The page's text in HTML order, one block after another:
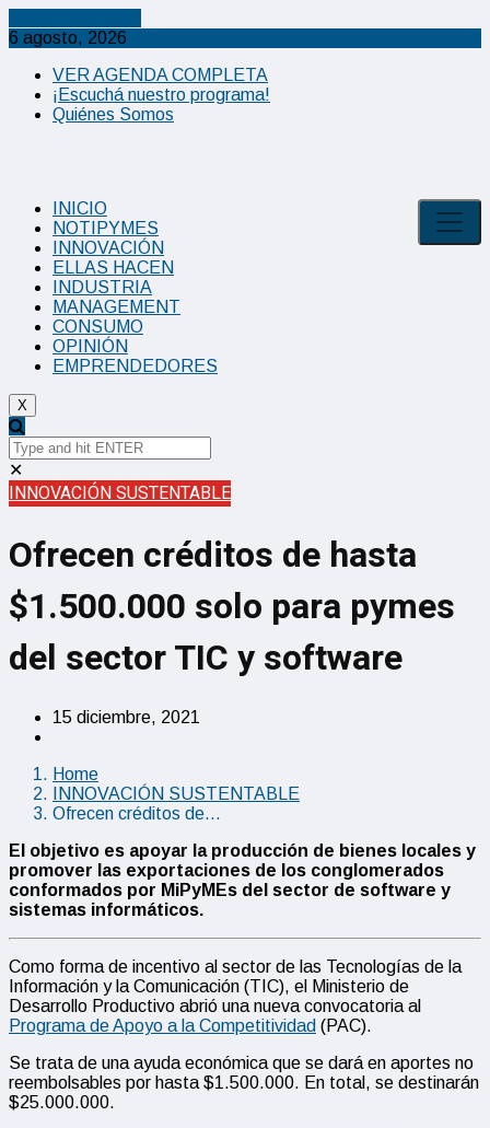
6 agosto, 2026
VER AGENDA COMPLETA
¡Escuchá nuestro programa!
Quiénes Somos
INICIO
NOTIPYMES
INNOVACIÓN
ELLAS HACEN
INDUSTRIA
MANAGEMENT
CONSUMO
OPINIÓN
EMPRENDEDORES
X
✕
INNOVACIÓN SUSTENTABLE
Ofrecen créditos de hasta
$1.500.000 solo para pymes
del sector TIC y software
15 diciembre, 2021
Home
INNOVACIÓN SUSTENTABLE
Ofrecen créditos de…
El objetivo es apoyar la producción de bienes locales y
promover las exportaciones de los conglomerados
conformados por MiPyMEs del sector de software y
sistemas informáticos.
Como forma de incentivo al sector de las Tecnologías de la
Información y la Comunicación (TIC), el Ministerio de
Desarrollo Productivo abrió una nueva convocatoria al
Programa de Apoyo a la Competitividad (PAC).
Se trata de una ayuda económica que se dará en aportes no
reembolsables por hasta $1.500.000. En total, se destinarán
$25.000.000.